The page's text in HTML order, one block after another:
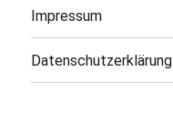
Impressum
Datenschutzerklärung